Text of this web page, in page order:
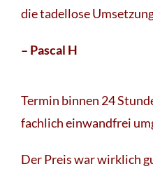
die tadellose
– Pascal H
Termin binnen 24
fachlich einwandfrei
Der Preis war wirklich